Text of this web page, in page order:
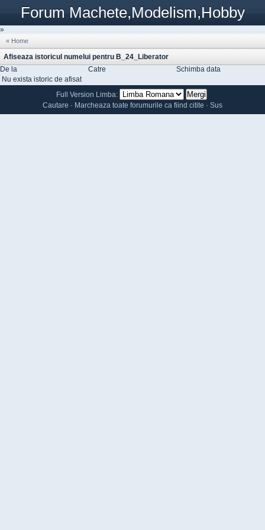
Forum Machete,Modelism,Hobby
»
« Home
Afiseaza istoricul numelui pentru B_24_Liberator
De la
Catre
Schimba data
Nu exista istoric de afisat
Full Version Limba:
Cautare · Marcheaza toate forumurile ca fiind citite · Sus